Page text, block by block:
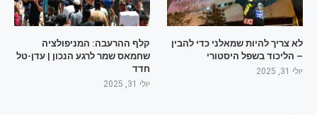
לא צריך להיות שמאלני כדי להבין
– הליכוד בשפל היסטורי
יולי 31, 2025
קלף ההרעבה: המניפולציה
שחמאס שמר לרגע הנכון | עדן-טל
חדד
יולי 31, 2025